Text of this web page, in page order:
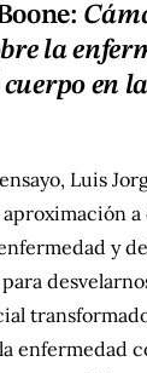
la
en
Luis
a
y
enfermedad